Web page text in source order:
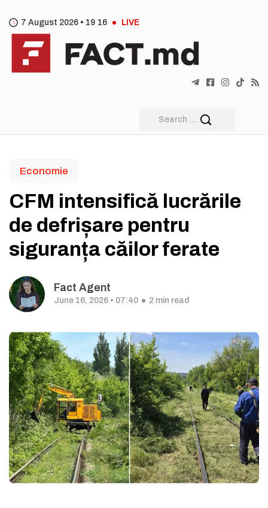
7 August 2026 • 19 16 LIVE
Economie
CFM intensifică lucrările
de defrișare pentru
siguranța căilor ferate
Fact Agent
June 16, 2026 • 07:40 2 min read